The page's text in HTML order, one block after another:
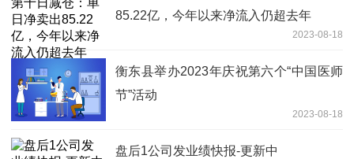
85.22亿，今年以来净流入仍超去年
2023-08-18
衡东县举办2023年庆祝第六个“中国医师
节”活动
2023-08-18
盘后1公司发业绩快报-更新中